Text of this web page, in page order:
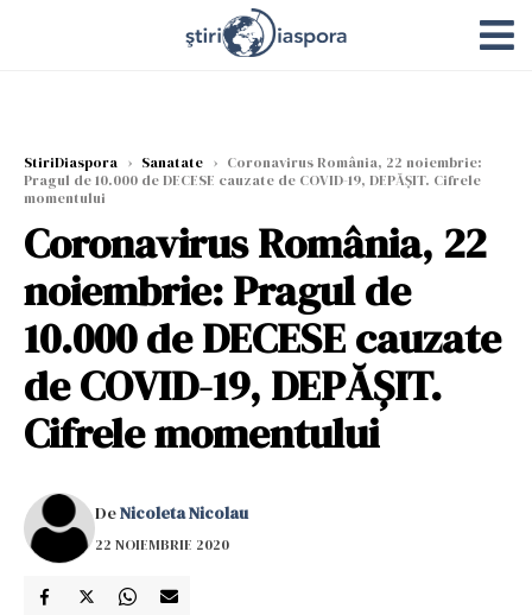
StiriDiaspora › Sanatate › Coronavirus România, 22 noiembrie:
Pragul de 10.000 de DECESE cauzate de COVID-19, DEPĂȘIT. Cifrele
momentului
Coronavirus România, 22
noiembrie: Pragul de
10.000 de DECESE cauzate
de COVID-19, DEPĂȘIT.
Cifrele momentului
DeNicoleta Nicolau
22 NOIEMBRIE 2020